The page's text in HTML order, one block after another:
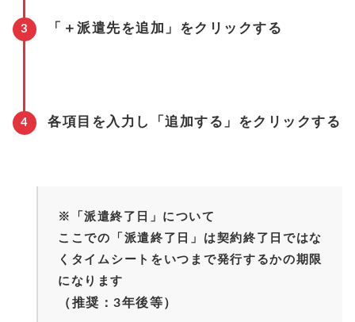
「＋派遣先を追加」をクリックする
各項目を入力し「追加する」をクリックする
※「派遣終了日」について
ここでの「派遣終了日」は契約終了日ではな
くタイムシートをいつまで発行するかの期限
になります
（推奨：3年後等）